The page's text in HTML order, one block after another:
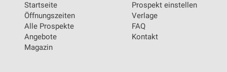
Startseite
Öffnungszeiten
Alle Prospekte
Angebote
Magazin
Prospekt einstellen
Verlage
FAQ
Kontakt